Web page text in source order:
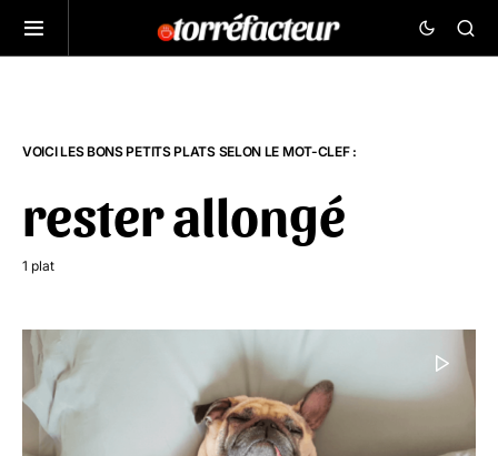
VOICI LES BONS PETITS PLATS SELON LE MOT-CLEF :
rester allongé
1 plat